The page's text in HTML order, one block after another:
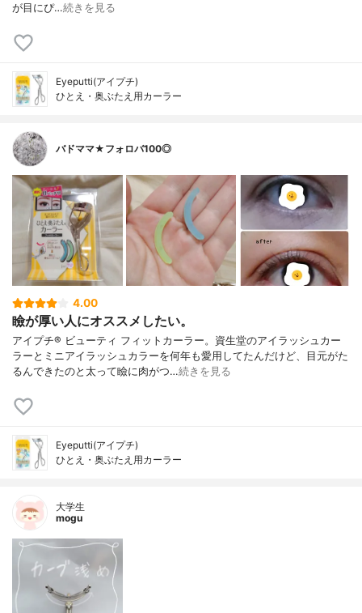
が目にぴ…続きを見る
Eyeputti(アイプチ)
ひとえ・奥ぶたえ用カーラー
バドママ★フォロバ100◎
4.00
瞼が厚い人にオススメしたい。
アイプチ® ビューティ フィットカーラー。資生堂のアイラッシュカー
ラーとミニアイラッシュカラーを何年も愛用してたんだけど、目元がた
るんできたのと太って瞼に肉がつ…続きを見る
Eyeputti(アイプチ)
ひとえ・奥ぶたえ用カーラー
大学生
mogu